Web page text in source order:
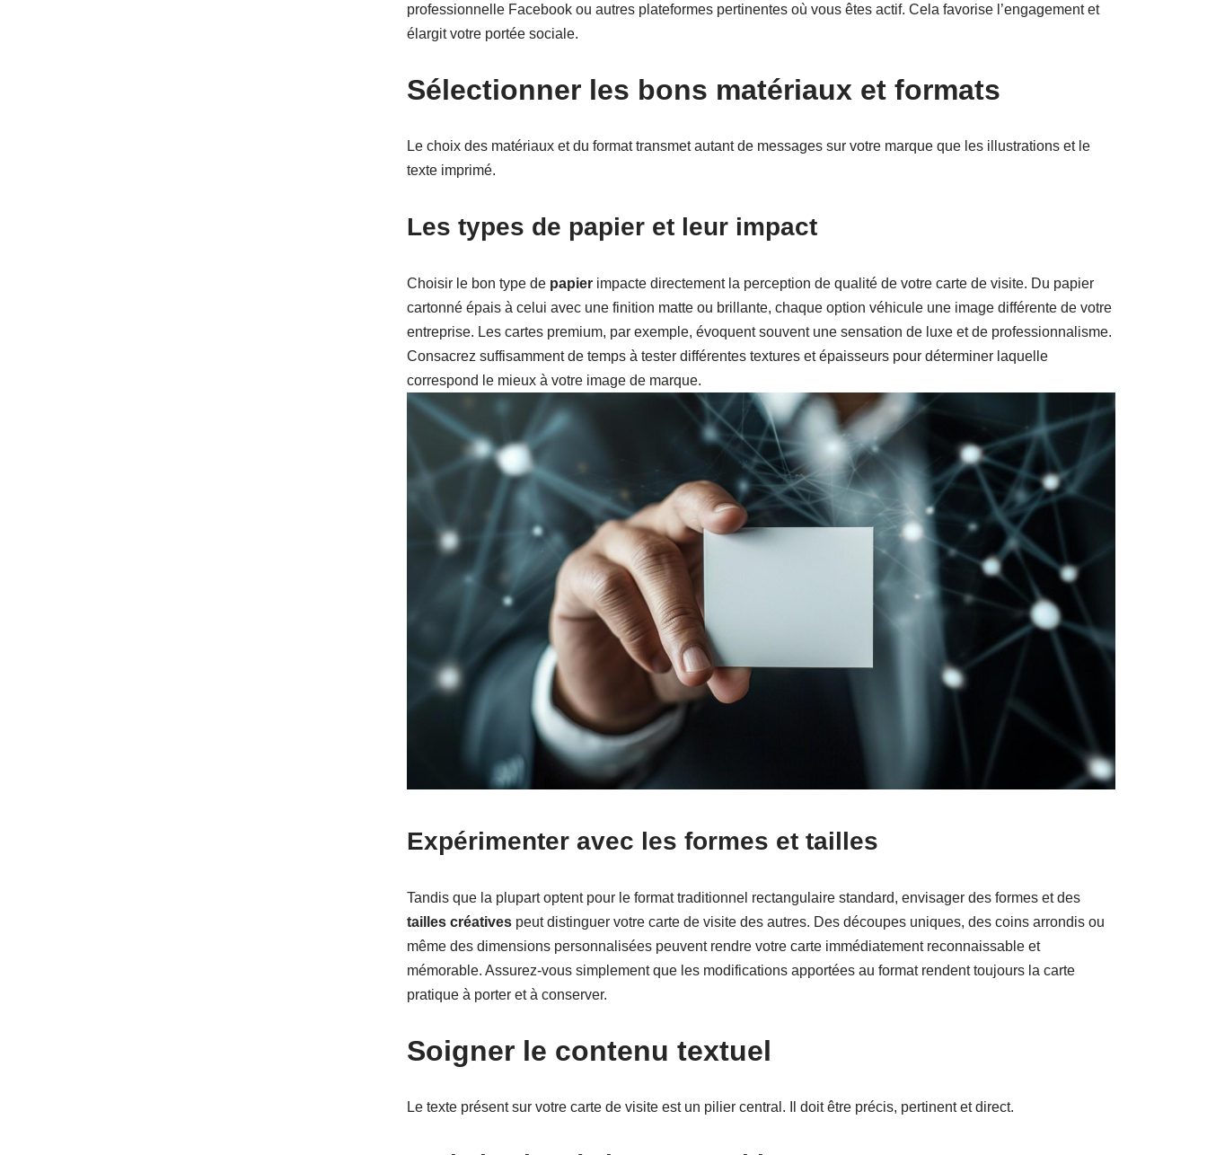
professionnelle Facebook ou autres plateformes pertinentes où vous êtes actif. Cela favorise l’engagement et
élargit votre portée sociale.
Sélectionner les bons matériaux et formats
Le choix des matériaux et du format transmet autant de messages sur votre marque que les illustrations et le
texte imprimé.
Les types de papier et leur impact
Choisir le bon type de papier impacte directement la perception de qualité de votre carte de visite. Du papier
cartonné épais à celui avec une finition matte ou brillante, chaque option véhicule une image différente de votre
entreprise. Les cartes premium, par exemple, évoquent souvent une sensation de luxe et de professionnalisme.
Consacrez suffisamment de temps à tester différentes textures et épaisseurs pour déterminer laquelle
correspond le mieux à votre image de marque.
Expérimenter avec les formes et tailles
Tandis que la plupart optent pour le format traditionnel rectangulaire standard, envisager des formes et des
tailles créatives peut distinguer votre carte de visite des autres. Des découpes uniques, des coins arrondis ou
même des dimensions personnalisées peuvent rendre votre carte immédiatement reconnaissable et
mémorable. Assurez-vous simplement que les modifications apportées au format rendent toujours la carte
pratique à porter et à conserver.
Soigner le contenu textuel
Le texte présent sur votre carte de visite est un pilier central. Il doit être précis, pertinent et direct.